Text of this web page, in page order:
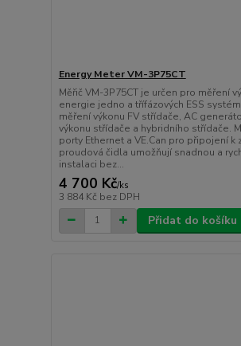
Energy Meter VM-3P75CT
Měřič VM-3P75CT je určen pro měření
energie jedno a třífázových ESS
měření výkonu FV střídače, AC
výkonu střídače a hybridního střídače.
porty Ethernet a VE.Can pro připojení k
proudová čidla umožňují snadnou a
instalaci bez...
4 700 Kč/ks
3 884 Kč bez DPH
Přidat do košíku